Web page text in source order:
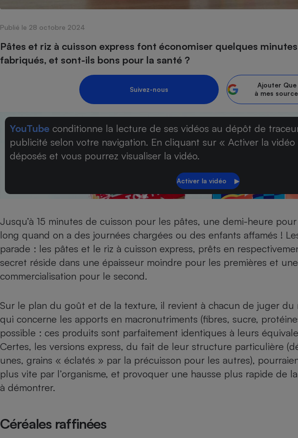
Publié le 28 octobre 2024
Pâtes et riz à cuisson express font économiser quelques
fabriqués, et sont-ils bons pour la santé ?
Suivez-nous
Ajouter
à mes
YouTube conditionne la lecture de ses vidéos au dépôt de
publicité selon votre navigation. En cliquant sur « Activer la
déposés et vous pourrez visualiser la vidéo.
Jusqu’à 15 minutes de cuisson pour les pâtes, une demi-heure
long quand on a des journées chargées ou des enfants affamés !
parade : les pâtes et le riz à cuisson express, prêts en
secret réside dans une épaisseur moindre pour les premières et
commercialisation pour le second.
Sur le plan du goût et de la texture, il revient à chacun de juger du
qui concerne les apports en macronutriments (fibres, sucre,
possible : ces produits sont parfaitement identiques à leurs
Certes, les versions express, du fait de leur structure particulière
unes, grains « éclatés » par la précuisson pour les autres),
plus vite par l’organisme, et provoquer une hausse plus rapide de
à démontrer.
Céréales raffinées
Complément
alimentaire
Foie
Champagne - Comment
bouteille de champagne
Assurance emprunteur
Banque en ligne
Petit électroménager - Ustensile
Lave-linge
Plaque de cuisson à
Four
Climatiseur -
Internet
Téléviseur
Téléphone mobile -
Smartphone
Appareil
Antivirus
Matelas Poêle à
Radiateur électrique Électricité
Climatiseur -
Ventilateur
Lessive